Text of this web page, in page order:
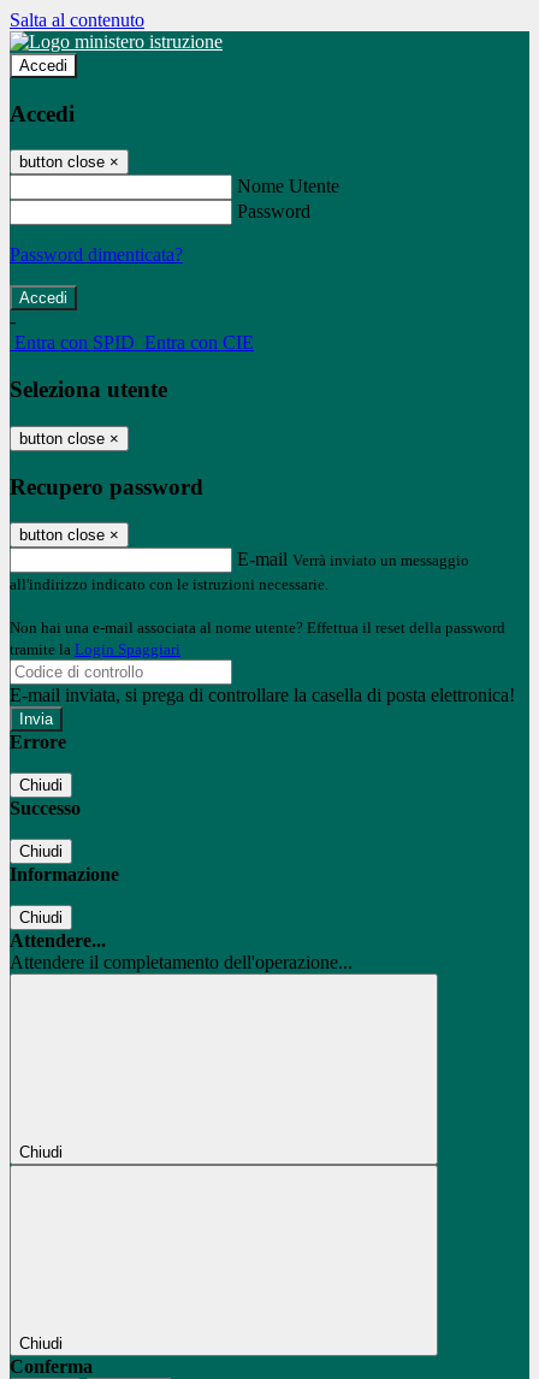
Salta al contenuto
Accedi
Accedi
button close ×
Nome Utente
Password
Password dimenticata?
-
Entra con SPID Entra con CIE
Seleziona utente
button close ×
Recupero password
button close ×
E-mail Verrà inviato un messaggio
all'indirizzo indicato con le istruzioni necessarie.
Non hai una e-mail associata al nome utente? Effettua il reset della password
tramite la Login Spaggiari
E-mail inviata, si prega di controllare la casella di posta elettronica!
Errore
Chiudi
Successo
Chiudi
Informazione
Chiudi
Attendere...
Attendere il completamento dell'operazione...
Chiudi
Chiudi
Conferma